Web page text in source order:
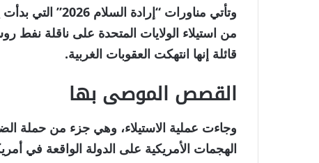
وتأتي مناورات
من استيلاء الولايات المتحدة على ناقلة
قائلة إنها انتهكت العقوبات الغربية.
القصص الموصى بها
قائمة
من
نهاية
القائمة
وجاءت عملية الاستيلاء، وهي جزء من حملة
الهجمات الأمريكية على الدولة الواقعة في